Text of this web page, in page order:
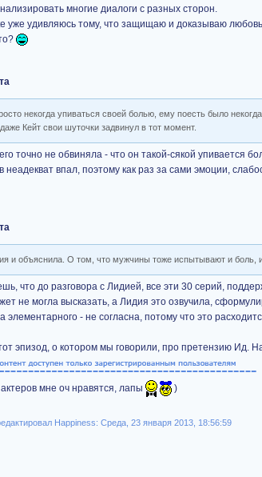
многие диалоги с разных сторон.
уже удивляюсь тому, что защищаю и доказываю
некогда упиваться своей болью, ему поесть было
Кейт свои шуточки задвинул в тот момент.
точно не обвиняла - что он такой-сякой упивается
впал, поэтому как раз за сами эмоции,
и объяснила. О том, что мужчины тоже испытывают и боль,
что до разговора с Лидией, все эти 30 серий,
не могла высказать, а Лидия это озвучила,
элементарного - не согласна, потому что это
эпизод, о котором мы говорили, про претензию Ид.
мне оч нравятся, лапы )
Happiness: Среда, 23 января 2013, 18:56:59